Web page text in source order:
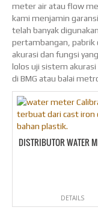
meter air atau flow
kami menjamin
telah banyak
pertambangan, pabrik
akurasi dan fungsi
lolos uji sistem
di BMG atau balai
DISTRIBUTOR WATER
DETAILS